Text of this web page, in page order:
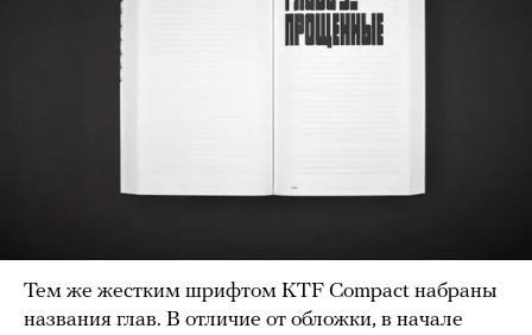
Тем же жестким шрифтом KTF Compact набраны
названия глав. В отличие от обложки, в начале